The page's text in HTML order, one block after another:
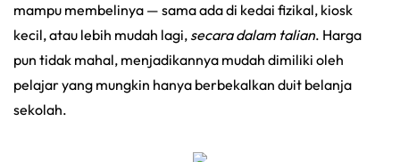
mampu membelinya — sama ada di kedai fizikal, kiosk
kecil, atau lebih mudah lagi, secara dalam talian. Harga
pun tidak mahal, menjadikannya mudah dimiliki oleh
pelajar yang mungkin hanya berbekalkan duit belanja
sekolah.